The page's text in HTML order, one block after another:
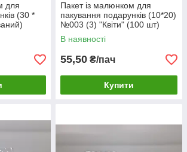
для
(30 *
Пакет із малюнком для
пакування подарунків (10*20)
№003 (3) "Квіти" (100 шт)
В наявності
55,50 ₴/пач
Купити